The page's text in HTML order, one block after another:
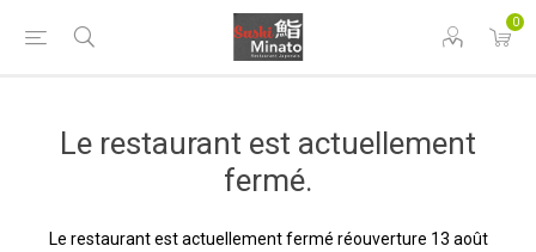
0
Le restaurant est actuellement
fermé.
Le restaurant est actuellement fermé réouverture 13 août